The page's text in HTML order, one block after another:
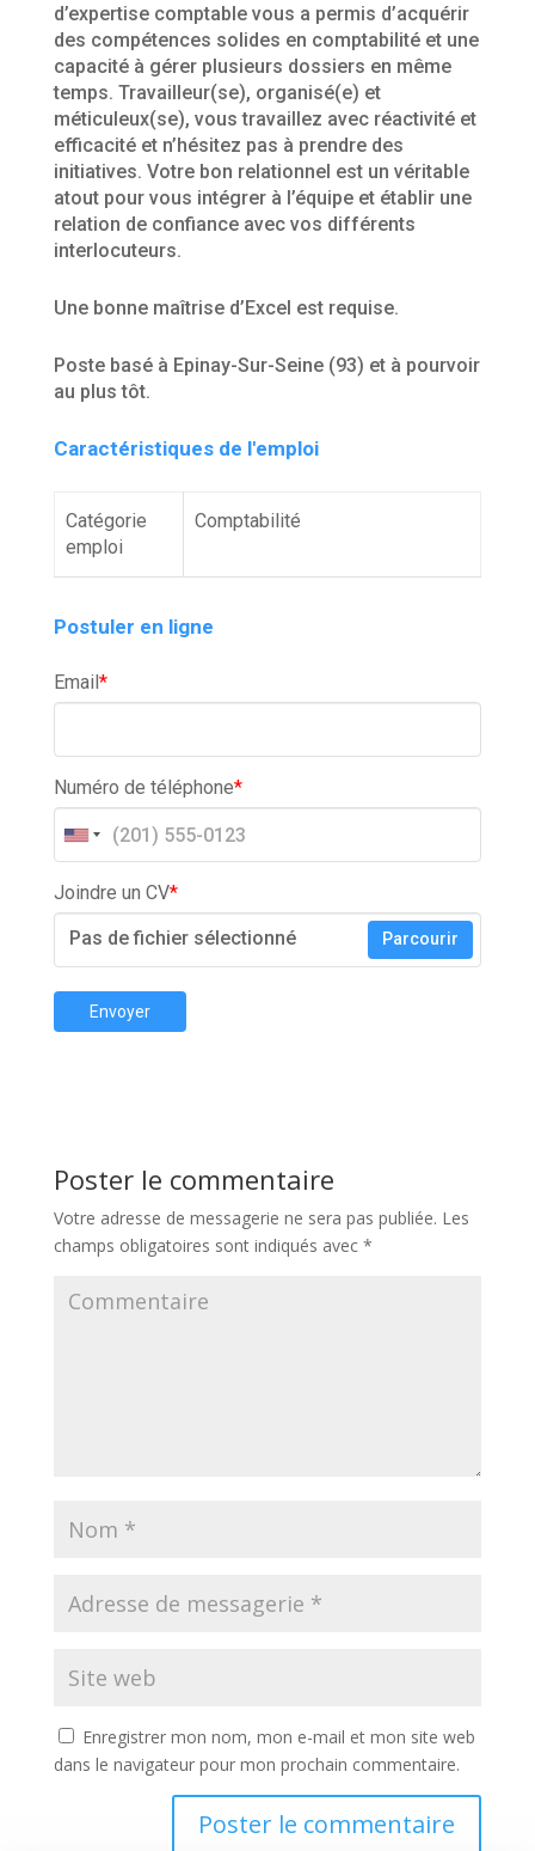
d’expertise comptable vous a permis d’acquérir
des compétences solides en comptabilité et une
capacité à gérer plusieurs dossiers en même
temps. Travailleur(se), organisé(e) et
méticuleux(se), vous travaillez avec réactivité et
efficacité et n’hésitez pas à prendre des
initiatives. Votre bon relationnel est un véritable
atout pour vous intégrer à l’équipe et établir une
relation de confiance avec vos différents
interlocuteurs.
Une bonne maîtrise d’Excel est requise.
Poste basé à Epinay-Sur-Seine (93) et à pourvoir
au plus tôt.
Caractéristiques de l'emploi
Catégorie
emploi
Comptabilité
Postuler en ligne
Email*
Numéro de téléphone*
Joindre un CV*
Pas de fichier sélectionné
Parcourir
Envoyer
Poster le commentaire
Votre adresse de messagerie ne sera pas publiée. Les
champs obligatoires sont indiqués avec *
Enregistrer mon nom, mon e-mail et mon site web
dans le navigateur pour mon prochain commentaire.